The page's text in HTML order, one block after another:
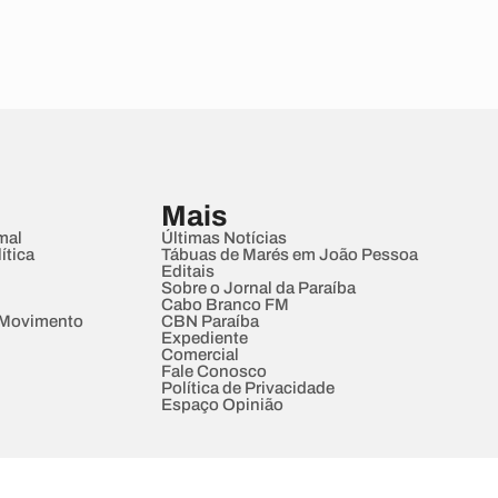
Mais
Últimas Notícias
Tábuas de Marés em João Pessoa
Editais
Sobre o Jornal da Paraíba
Cabo Branco FM
CBN Paraíba
Expediente
Comercial
Fale Conosco
Política de Privacidade
Espaço Opinião